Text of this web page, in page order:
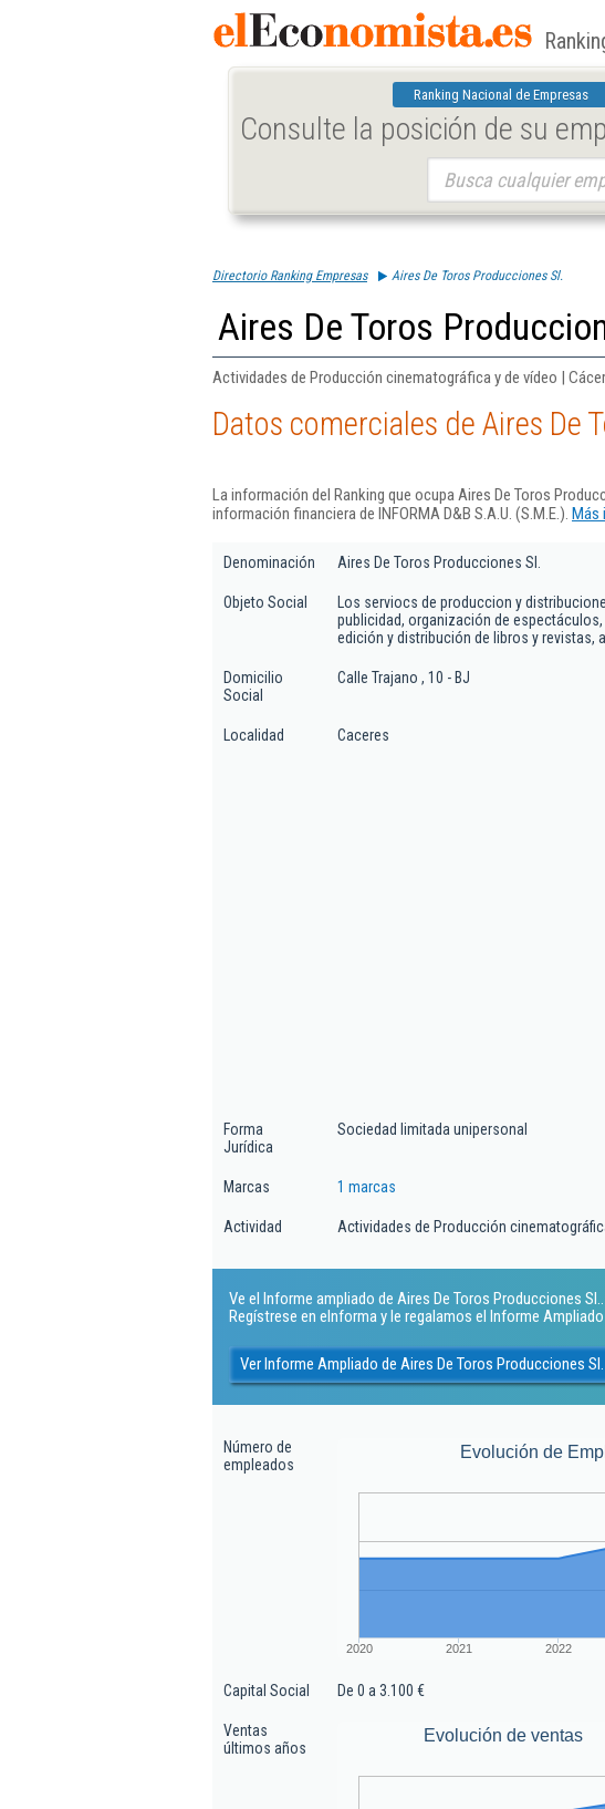
Ranking Nacional de Empresas
Consulte la posición de su
Directorio Ranking Empresas Aires De Toros Producciones Sl.
Aires De Toros
Actividades de Producción cinematográfica y de vídeo |
Datos comerciales de Aires De
La información del Ranking que ocupa Aires De Toros
información financiera de INFORMA D&B S.A.U. (S.M.E.). Más
Denominación Aires De Toros Producciones Sl.
Objeto Social
Los serviocs de produccion y
publicidad, organización de
edición y distribución de libros y revistas,
Domicilio
Social
Calle Trajano , 10 - BJ
Localidad Caceres
Forma
Jurídica
Sociedad limitada unipersonal
Marcas 1 marcas
Actividad Actividades de Producción
Ve el Informe ampliado de Aires De Toros Producciones Sl..
Regístrese en eInforma y le regalamos el Informe
Ver Informe Ampliado de Aires De Toros Producciones Sl.
Número de
empleados
Evolución de
2020 2021 2022
Capital Social De 0 a 3.100 €
Ventas
últimos años
Evolución de ventas